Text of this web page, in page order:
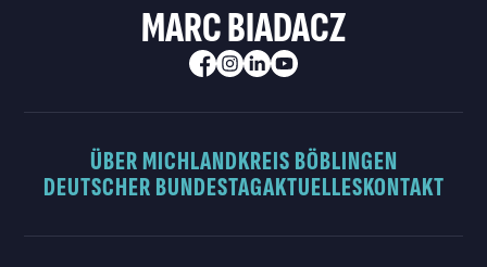
MARC BIADACZ
ÜBER MICHLANDKREIS BÖBLINGEN
DEUTSCHER BUNDESTAGAKTUELLESKONTAKT